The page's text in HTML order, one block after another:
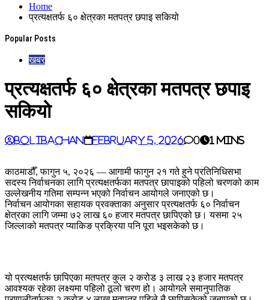
Home
प्रत्यक्षतर्फ ६० क्षेत्रका मतपत्र छपाइ सकियो
Popular Posts
खबर
प्रत्यक्षतर्फ ६० क्षेत्रका मतपत्र छपाइ
सकियो
BoliBachan February 5, 2026 0 1 mins
काठमाडौँ, फागुन ५, २०२६ — आगामी फागुन २१ गते हुने प्रतिनिधिसभा
सदस्य निर्वाचनका लागि प्रत्यक्षतर्फका मतपत्र छापाइको पहिलो चरणको काम
उल्लेखनीय गतिमा सम्पन्न भएको निर्वाचन आयोगले जनाएको छ।
निर्वाचन आयोगका सहायक प्रवक्ताका अनुसार प्रत्यक्षतर्फ ६० निर्वाचन
क्षेत्रका लागि जम्मा ७२ लाख ६० हजार मतपत्र छापिएको छ। यसमा २५
जिल्लाको मतपत्र प्याकिङ प्रक्रिया पनि पूरा भइसकेको छ।
यो प्रत्यक्षतर्फ छापिएका मतपत्र कुल २ करोड ३ लाख २३ हजार मतपत्र
आवश्यक रहेका लक्ष्यमा पहिलो ठूलो चरण हो। आयोगले समानुपातिक